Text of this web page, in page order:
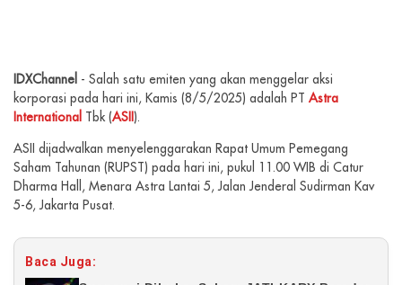
IDXChannel - Salah satu emiten yang akan menggelar aksi
korporasi pada hari ini, Kamis (8/5/2025) adalah PT Astra
International Tbk (ASII).
ASII dijadwalkan menyelenggarakan Rapat Umum Pemegang
Saham Tahunan (RUPST) pada hari ini, pukul 11.00 WIB di Catur
Dharma Hall, Menara Astra Lantai 5, Jalan Jenderal Sudirman Kav
5-6, Jakarta Pusat.
Baca Juga: